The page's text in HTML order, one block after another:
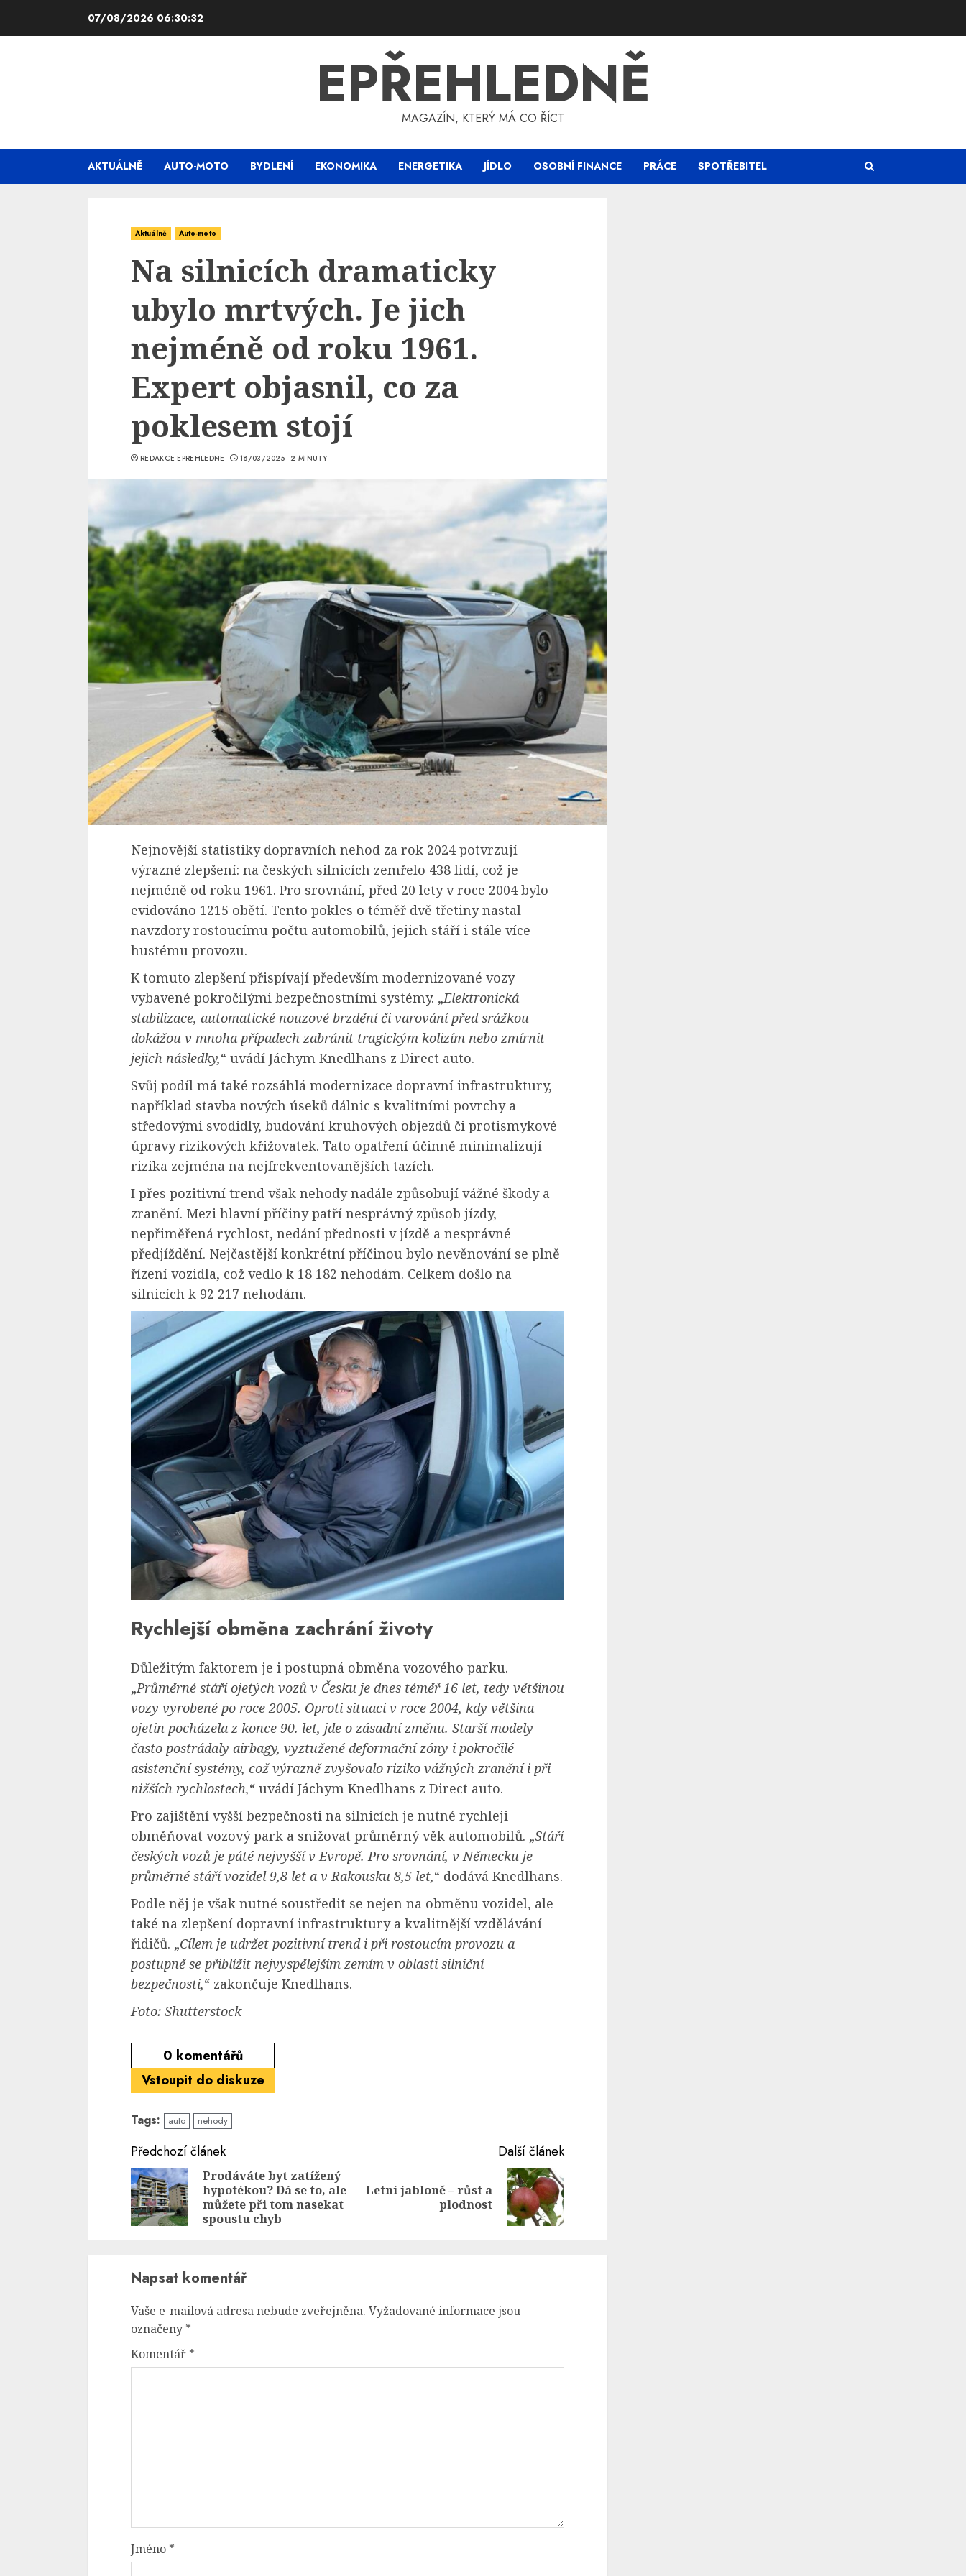
07/08/2026 06:30:33
EPŘEHLEDNĚ
MAGAZÍN, KTERÝ MÁ CO ŘÍCT
AKTUÁLNĚ AUTO-MOTO BYDLENÍ EKONOMIKA ENERGETIKA JÍDLO OSOBNÍ FINANCE PRÁCE SPOTŘEBITEL
Aktuálně Auto-moto
Na silnicích dramaticky
ubylo mrtvých. Je jich
nejméně od roku 1961.
Expert objasnil, co za
poklesem stojí
REDAKCE EPREHLEDNE 18/03/2025 2 MINUTY
Nejnovější statistiky dopravních nehod za rok 2024 potvrzují
výrazné zlepšení: na českých silnicích zemřelo 438 lidí, což je
nejméně od roku 1961. Pro srovnání, před 20 lety v roce 2004 bylo
evidováno 1215 obětí. Tento pokles o téměř dvě třetiny nastal
navzdory rostoucímu počtu automobilů, jejich stáří i stále více
hustému provozu.
K tomuto zlepšení přispívají především modernizované vozy
vybavené pokročilými bezpečnostními systémy. „Elektronická
stabilizace, automatické nouzové brzdění či varování před srážkou
dokážou v mnoha případech zabránit tragickým kolizím nebo zmírnit
jejich následky,“ uvádí Jáchym Knedlhans z Direct auto.
Svůj podíl má také rozsáhlá modernizace dopravní infrastruktury,
například stavba nových úseků dálnic s kvalitními povrchy a
středovými svodidly, budování kruhových objezdů či protismykové
úpravy rizikových křižovatek. Tato opatření účinně minimalizují
rizika zejména na nejfrekventovanějších tazích.
I přes pozitivní trend však nehody nadále způsobují vážné škody a
zranění. Mezi hlavní příčiny patří nesprávný způsob jízdy,
nepřiměřená rychlost, nedání přednosti v jízdě a nesprávné
předjíždění. Nejčastější konkrétní příčinou bylo nevěnování se plně
řízení vozidla, což vedlo k 18 182 nehodám. Celkem došlo na
silnicích k 92 217 nehodám.
Rychlejší obměna zachrání životy
Důležitým faktorem je i postupná obměna vozového parku.
„Průměrné stáří ojetých vozů v Česku je dnes téměř 16 let, tedy většinou
vozy vyrobené po roce 2005. Oproti situaci v roce 2004, kdy většina
ojetin pocházela z konce 90. let, jde o zásadní změnu. Starší modely
často postrádaly airbagy, vyztužené deformační zóny i pokročilé
asistenční systémy, což výrazně zvyšovalo riziko vážných zranění i při
nižších rychlostech,“ uvádí Jáchym Knedlhans z Direct auto.
Pro zajištění vyšší bezpečnosti na silnicích je nutné rychleji
obměňovat vozový park a snižovat průměrný věk automobilů. „Stáří
českých vozů je páté nejvyšší v Evropě. Pro srovnání, v Německu je
průměrné stáří vozidel 9,8 let a v Rakousku 8,5 let,“ dodává Knedlhans.
Podle něj je však nutné soustředit se nejen na obměnu vozidel, ale
také na zlepšení dopravní infrastruktury a kvalitnější vzdělávání
řidičů. „Cílem je udržet pozitivní trend i při rostoucím provozu a
postupně se přiblížit nejvyspělejším zemím v oblasti silniční
bezpečnosti,“ zakončuje Knedlhans.
Foto: Shutterstock
0 komentářů
Vstoupit do diskuze
Tags: auto nehody
Continue
Reading
Předchozí článek
Previous
Prodáváte byt zatížený
hypotékou? Dá se to, ale
můžete při tom nasekat
spoustu chyb
Další článek
NextLetní jabloně – růst a
plodnost
Napsat komentář
Vaše e-mailová adresa nebude zveřejněna. Vyžadované informace jsou
označeny *
Komentář *
Jméno *